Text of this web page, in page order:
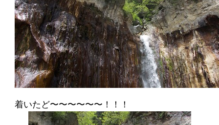
着いたど〜〜〜〜〜〜！！！